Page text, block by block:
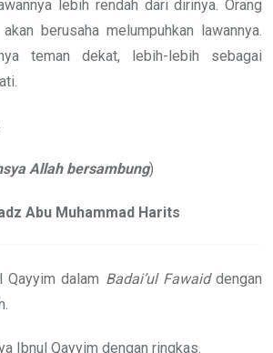
lebih rendah dari dirinya. Orang
berusaha melumpuhkan lawannya.
teman dekat, lebih-lebih sebagai
Allah bersambung)
Abu Muhammad Harits
Qayyim dalam Badai’ul Fawaid dengan
Ibnul Qayyim dengan ringkas.